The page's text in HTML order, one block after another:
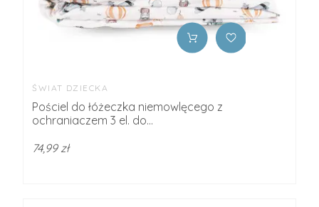
ŚWIAT DZIECKA
Pościel do łóżeczka niemowlęcego z
ochraniaczem 3 el. do...
74,99 zł